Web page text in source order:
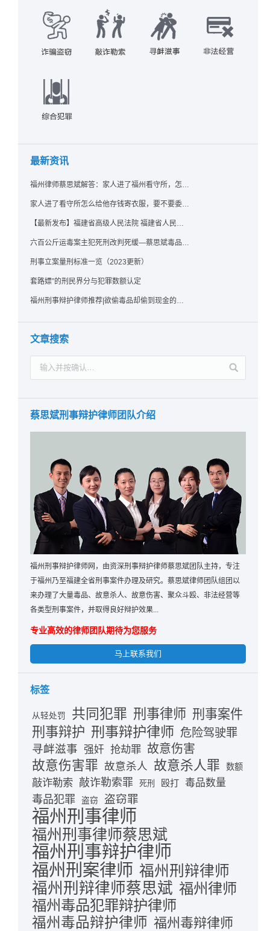
最新资讯
福州律师蔡思斌解答：家人进了福州看守所，怎么存钱寄衣服？最新实用指南请查收！
家人进了看守所怎么给他存钱寄衣服，要不要委托律师？福州看守所相关问题解答
【最新发布】福建省高级人民法院 福建省人民检察院《关于常见犯罪的量刑指导意见（二）（试行）》实施细则（试行）
六百公斤运毒案主犯死刑改判死缓—蔡思斌毒品犯罪辩护成功案例
刑事立案量刑标准一览（2023更新）
套路嫖”的刑民界分与犯罪数额认定
福州刑事辩护律师推荐|欲偷毒品却偷到现金的行为应如何认定？
文章搜索
蔡思斌刑事辩护律师团队介绍
福州刑事辩护律师网，由资深刑事辩护律师蔡思斌团队主持，专注
于福州乃至福建全省刑事案件办理及研究。蔡思斌律师团队组团以
来办理了大量毒品、故意杀人、故意伤害、聚众斗殴、非法经营等
各类型刑事案件，并取得良好辩护效果...
专业高效的律师团队期待为您服务
马上联系我们
标签
从轻处罚 共同犯罪 刑事律师 刑事案件
刑事辩护 刑事辩护律师 危险驾驶罪
寻衅滋事
强奸 抢劫罪 故意伤害
故意伤害罪 故意杀人 故意杀人罪 数额
敲诈勒索 敲诈勒索罪 死刑 殴打 毒品数量
毒品犯罪 盗窃 盗窃罪
福州刑事律师
福州刑事律师蔡思斌
福州刑事辩护律师
福州刑案律师 福州刑辩律师
福州刑辩律师蔡思斌 福州律师
福州毒品犯罪辩护律师
福州毒品辩护律师 福州毒辩律师